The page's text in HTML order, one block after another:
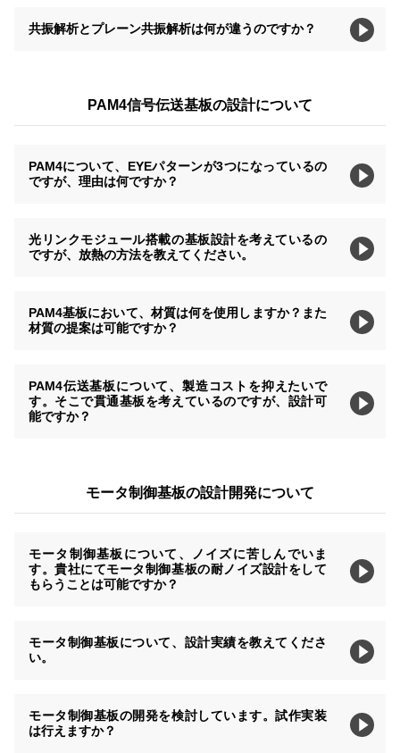
共振解析とプレーン共振解析は何が違うのですか？
PAM4信号伝送基板の設計について
PAM4について、EYEパターンが3つになっているの
ですが、理由は何ですか？
光リンクモジュール搭載の基板設計を考えているの
ですが、放熱の方法を教えてください。
PAM4基板において、材質は何を使用しますか？また
材質の提案は可能ですか？
PAM4伝送基板について、製造コストを抑えたいで
す。そこで貫通基板を考えているのですが、設計可
能ですか？
モータ制御基板の設計開発について
モータ制御基板について、ノイズに苦しんでいま
す。貴社にてモータ制御基板の耐ノイズ設計をして
もらうことは可能ですか？
モータ制御基板について、設計実績を教えてくださ
い。
モータ制御基板の開発を検討しています。試作実装
は行えますか？